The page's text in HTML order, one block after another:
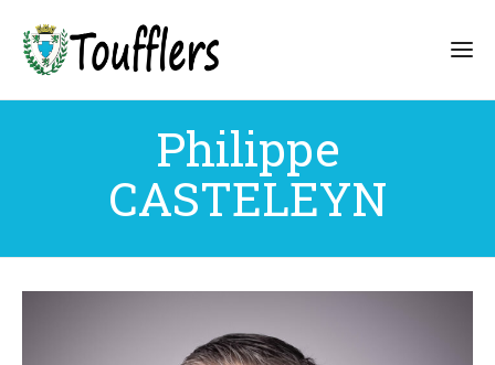
Philippe
CASTELEYN